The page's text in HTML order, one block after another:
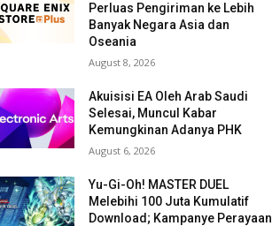
Perluas Pengiriman ke Lebih
Banyak Negara Asia dan
Oseania
August 8, 2026
Akuisisi EA Oleh Arab Saudi
Selesai, Muncul Kabar
Kemungkinan Adanya PHK
August 6, 2026
Yu-Gi-Oh! MASTER DUEL
Melebihi 100 Juta Kumulatif
Download; Kampanye Perayaan